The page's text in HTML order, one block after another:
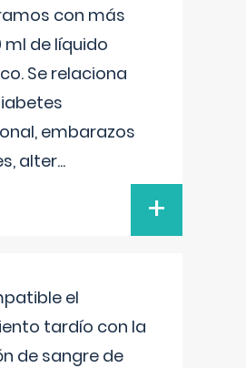
con más
ml de líquido
Se relaciona
embarazos
alter...
+
el
tardío con la
de sangre de